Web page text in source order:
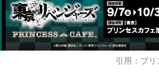
引用：プ